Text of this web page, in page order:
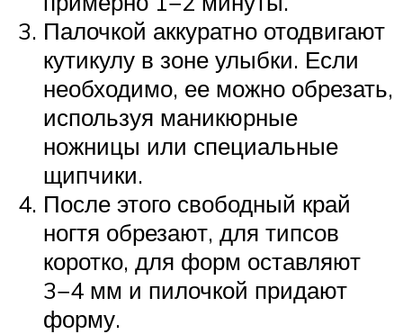
Палочкой аккуратно отодвигают
кутикулу в зоне улыбки. Если
необходимо, ее можно обрезать,
используя маникюрные
ножницы или специальные
щипчики.
После этого свободный край
ногтя обрезают, для типсов
коротко, для форм оставляют
3−4 мм и пилочкой придают
форму.